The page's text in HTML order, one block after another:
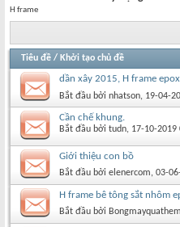
H frame
Tiêu đề / Khởi tạo chủ đề
dần xây 2015, H frame
Bắt đầu bởi nhatson‎, 19-04-
Cần chế khung.
Bắt đầu bởi tudn‎, 17-10-2019
Giới thiệu con bồ
Bắt đầu bởi elenercom‎, 03-
H frame bê tông sắt nhôm
Bắt đầu bởi Bongmayquathem